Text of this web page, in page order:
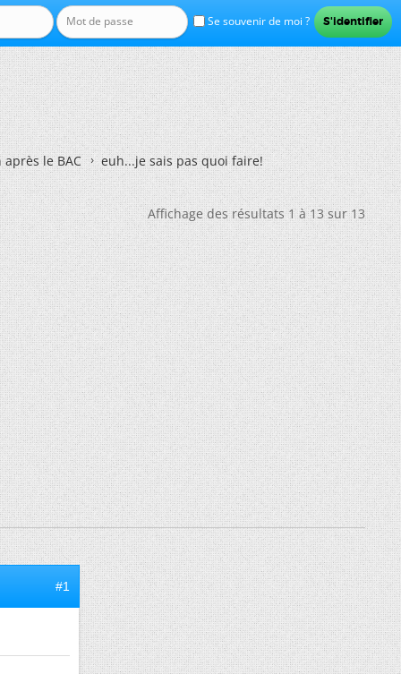
Se souvenir de moi ?
le BAC euh...je sais pas quoi faire!
Affichage des résultats 1 à 13 sur 13
#1